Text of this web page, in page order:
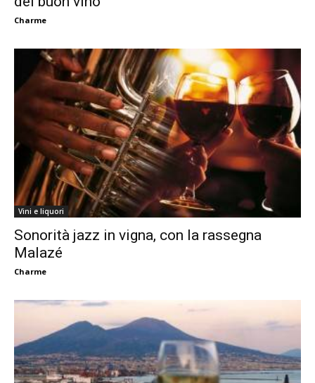
Charme
Vini e liquori
Sonorità jazz in vigna, con la rassegna
Malazé
Charme